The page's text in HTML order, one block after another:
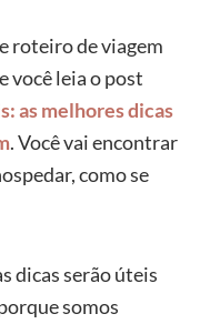
roteiro de viagem
você leia o post
as melhores dicas
. Você vai encontrar
como se
dicas serão úteis
somos